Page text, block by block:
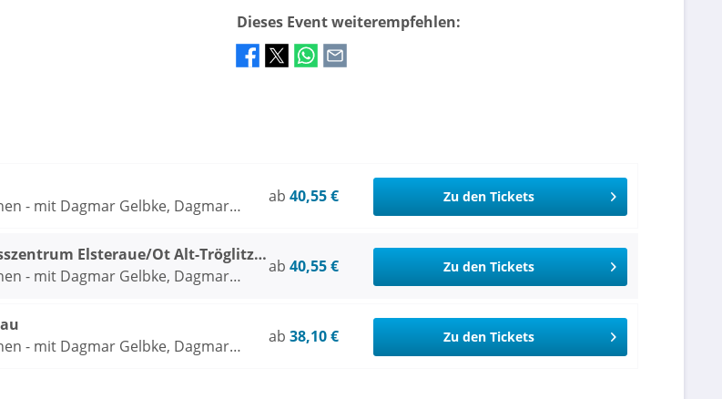
Dieses Event weiterempfehlen:
- mit Dagmar Gelbke, Dagmar
ab 40,55 € Zu den Tickets
Elsteraue/Ot Alt-Tröglitz
- mit Dagmar Gelbke, Dagmar
ab 40,55 € Zu den Tickets
- mit Dagmar Gelbke, Dagmar
ab 38,10 € Zu den Tickets